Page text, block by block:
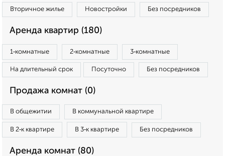
Вторичное жилье Новостройки Без посредников
Аренда квартир (180)
1‑комнатные 2‑комнатные 3‑комнатные
На длительный срок Посуточно Без посредников
Продажа комнат (0)
В общежитии В коммунальной квартире
В 2‑к квартире В 3‑к квартире Без посредников
Аренда комнат (80)